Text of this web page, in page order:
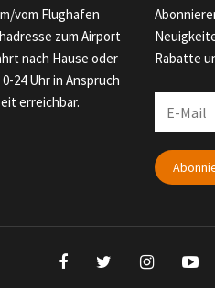
vom Flughafen
zum Airport
nach Hause oder
24 Uhr in Anspruch
erreichbar.
Rabatte